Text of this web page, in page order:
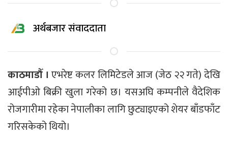
अर्थबजार संवाददाता
काठमाडौँ । एभरेष्ट कलर लिमिटेडले आज (जेठ २२ गते) देखि
आईपीओ बिक्री खुला गरेको छ। यसअघि कम्पनीले वैदेशिक
रोजगारीमा रहेका नेपालीका लागि छुट्याइएको शेयर बाँडफाँट
गरिसकेको थियो।